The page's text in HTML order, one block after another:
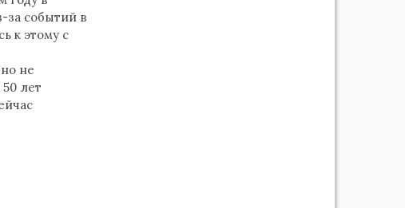
за событий в
к этому с
не
лет